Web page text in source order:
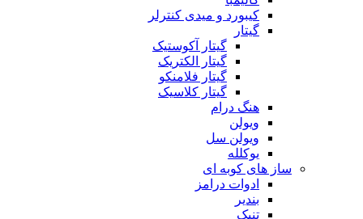
کیبورد و میدی کنترلر
گیتار
گیتار آکوستیک
گیتار الکتریک
گیتار فلامنکو
گیتار کلاسیک
هنگ درام
ویولن
ویولن سل
یوکلله
ساز های کوبه ای
ادوات درامز
بندیر
تنبک